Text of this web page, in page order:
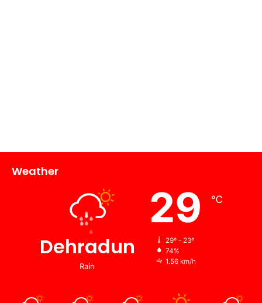
Weather
Dehradun
Rain
29 ℃
29º - 23º
74%
1.56 km/h